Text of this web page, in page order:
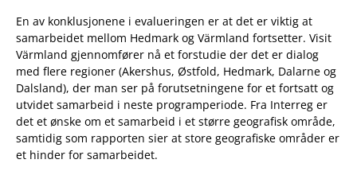
En av konklusjonene i evalueringen er at det er viktig at
samarbeidet mellom Hedmark og Värmland fortsetter. Visit
Värmland gjennomfører nå et forstudie der det er dialog
med flere regioner (Akershus, Østfold, Hedmark, Dalarne og
Dalsland), der man ser på forutsetningene for et fortsatt og
utvidet samarbeid i neste programperiode. Fra Interreg er
det et ønske om et samarbeid i et større geografisk område,
samtidig som rapporten sier at store geografiske områder er
et hinder for samarbeidet.